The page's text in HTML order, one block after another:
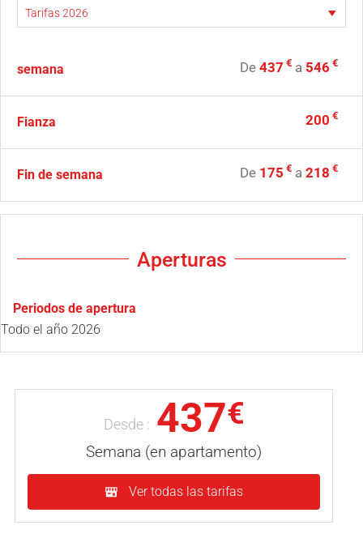
semana De 437 € a 546 €
Fianza 200 €
Fin de semana De 175 € a 218 €
Aperturas
Periodos de apertura
Todo el año 2026
Desde : 437€
Semana (en apartamento)
Ver todas las tarifas